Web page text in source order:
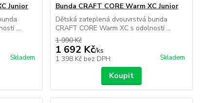
Junior
...
Skladem
Bunda CRAFT CORE Warm XC Junior
Dětská zateplená dvouvrstvá bunda
CRAFT CORE Warm XC s odolností ...
1 990 Kč
1 692 Kč/ks
1 398 Kč bez DPH Skladem
Koupit